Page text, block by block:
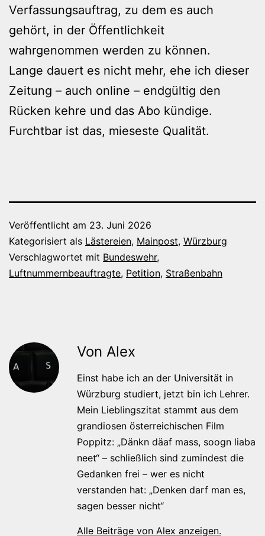
Verfassungsauftrag, zu dem es auch
gehört, in der Öffentlichkeit
wahrgenommen werden zu können.
Lange dauert es nicht mehr, ehe ich dieser
Zeitung – auch online – endgültig den
Rücken kehre und das Abo kündige.
Furchtbar ist das, mieseste Qualität.
Veröffentlicht am 23. Juni 2026
Kategorisiert als Lästereien, Mainpost, Würzburg
Verschlagwortet mit Bundeswehr,
Luftnummernbeauftragte, Petition, Straßenbahn
Von Alex
Einst habe ich an der Universität in
Würzburg studiert, jetzt bin ich Lehrer.
Mein Lieblingszitat stammt aus dem
grandiosen österreichischen Film
Poppitz: „Dänkn däaf mass, soogn liaba
neet“ – schließlich sind zumindest die
Gedanken frei – wer es nicht
verstanden hat: „Denken darf man es,
sagen besser nicht“
Alle Beiträge von Alex anzeigen.